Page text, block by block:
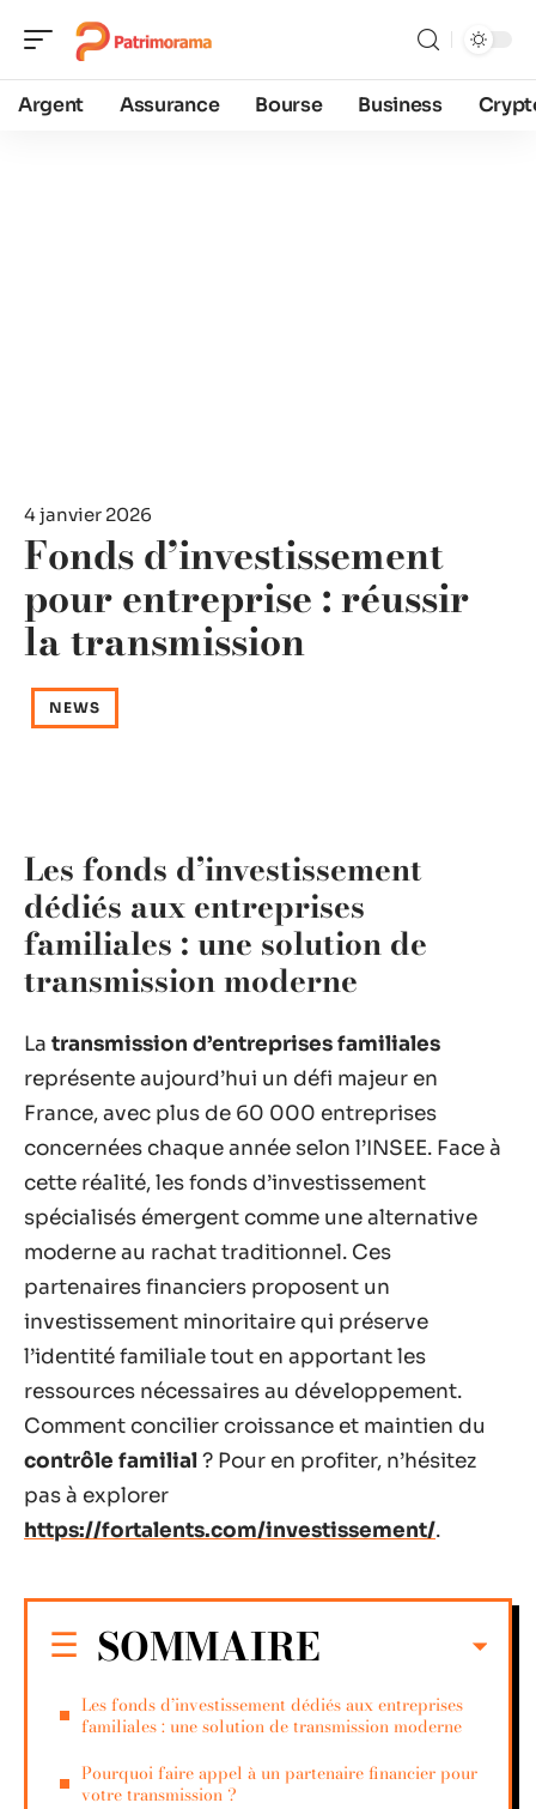
Argent Assurance Bourse Business
4 janvier 2026
Fonds d’investissement
pour entreprise : réussir
la transmission
NEWS
Les fonds d’investissement
dédiés aux entreprises
familiales : une solution de
transmission moderne
La transmission d’entreprises familiales
représente aujourd’hui un défi majeur en
France, avec plus de 60 000 entreprises
concernées chaque année selon l’INSEE. Face à
cette réalité, les fonds d’investissement
spécialisés émergent comme une alternative
moderne au rachat traditionnel. Ces
partenaires financiers proposent un
investissement minoritaire qui préserve
l’identité familiale tout en apportant les
ressources nécessaires au développement.
Comment concilier croissance et maintien du
contrôle familial? Pour en profiter, n’hésitez
pas à explorer
https://fortalents.com/investissement/.
SOMMAIRE
Les fonds d’investissement dédiés aux entreprises
familiales : une solution de transmission moderne
Pourquoi faire appel à un partenaire financier pour
votre transmission ?